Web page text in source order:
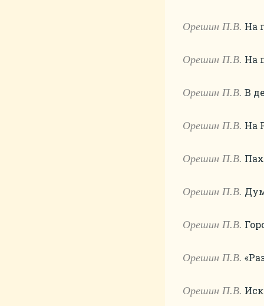
Орешин П.В. На
Орешин П.В. На
Орешин П.В. В
Орешин П.В. На
Орешин П.В.
Орешин П.В.
Орешин П.В.
Орешин П.В.
Орешин П.В.